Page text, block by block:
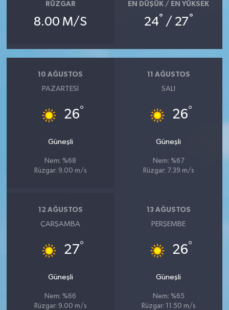
RÜZGAR
8.00 M/S
EN DÜŞÜK / EN YÜKSEK
24° / 27°
10 AĞUSTOS
PAZARTESI
26°
Güneşli
Nem: %68
Rüzgar: 9.00 m/s
11 AĞUSTOS
SALI
26°
Güneşli
Nem: %67
Rüzgar: 7.39 m/s
12 AĞUSTOS
ÇARŞAMBA
27°
Güneşli
Nem: %66
Rüzgar: 9.00 m/s
13 AĞUSTOS
PERŞEMBE
26°
Güneşli
Nem: %65
Rüzgar: 11.50 m/s
Yaşam